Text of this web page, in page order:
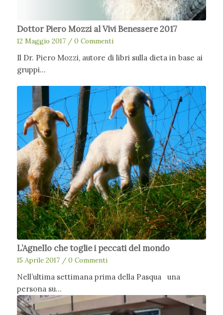
Dottor Piero Mozzi al Vivi Benessere 2017
12 Maggio 2017 / 0 Commenti
Il Dr. Piero Mozzi, autore di libri sulla dieta in base ai
gruppi…
L’Agnello che toglie i peccati del mondo
15 Aprile 2017 / 0 Commenti
Nell’ultima settimana prima della Pasqua una
persona su…